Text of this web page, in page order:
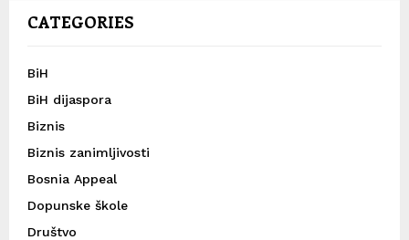
CATEGORIES
BiH
BiH dijaspora
Biznis
Biznis zanimljivosti
Bosnia Appeal
Dopunske škole
Društvo